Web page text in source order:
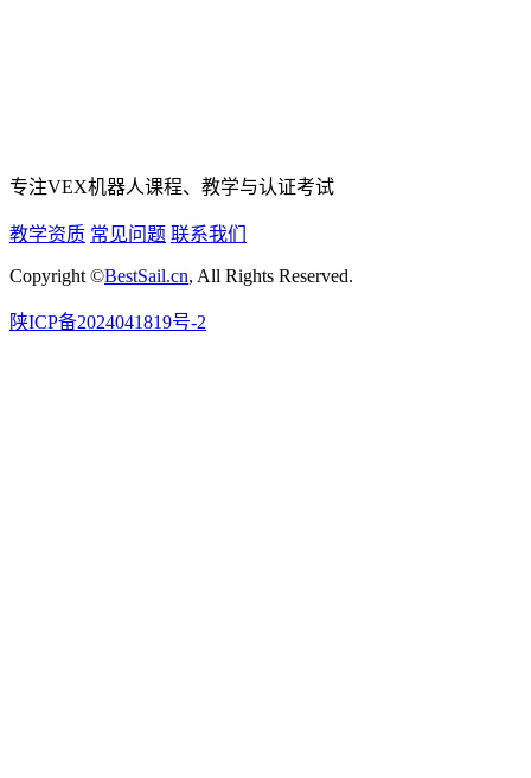
专注VEX机器人课程、教学与认证考试
教学资质 常见问题 联系我们
Copyright ©BestSail.cn, All Rights Reserved.
陕ICP备2024041819号-2